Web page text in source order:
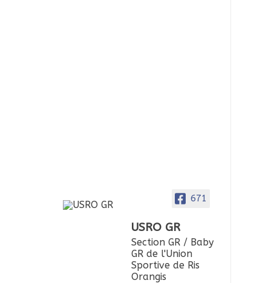
671
USRO GR
Section GR / Baby
GR de l'Union
Sportive de Ris
Orangis